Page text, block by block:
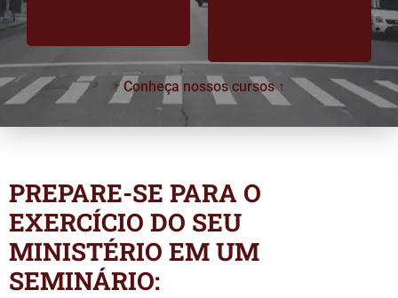
↑ Conheça nossos cursos ↑
PREPARE-SE PARA O
EXERCÍCIO DO SEU
MINISTÉRIO EM UM
SEMINÁRIO: